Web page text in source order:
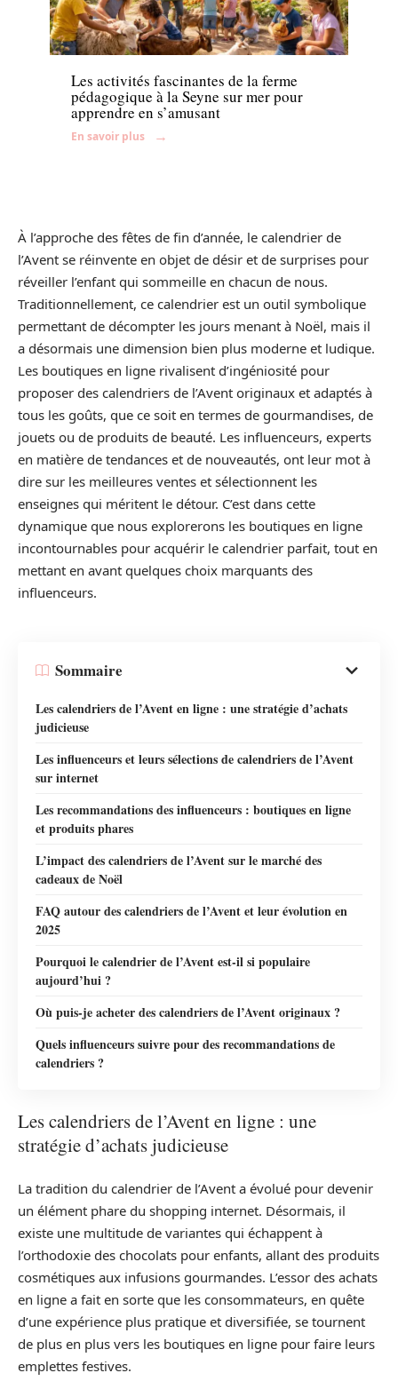
Enfant
Les activités fascinantes de la ferme
pédagogique à la Seyne sur mer pour
apprendre en s’amusant
En savoir plus
À l’approche des fêtes de fin d’année, le calendrier de
l’Avent se réinvente en objet de désir et de surprises pour
réveiller l’enfant qui sommeille en chacun de nous.
Traditionnellement, ce calendrier est un outil symbolique
permettant de décompter les jours menant à Noël, mais il
a désormais une dimension bien plus moderne et ludique.
Les boutiques en ligne rivalisent d’ingéniosité pour
proposer des calendriers de l’Avent originaux et adaptés à
tous les goûts, que ce soit en termes de gourmandises, de
jouets ou de produits de beauté. Les influenceurs, experts
en matière de tendances et de nouveautés, ont leur mot à
dire sur les meilleures ventes et sélectionnent les
enseignes qui méritent le détour. C’est dans cette
dynamique que nous explorerons les boutiques en ligne
incontournables pour acquérir le calendrier parfait, tout en
mettant en avant quelques choix marquants des
influenceurs.
Sommaire
Les calendriers de l’Avent en ligne : une stratégie d’achats
judicieuse
Les influenceurs et leurs sélections de calendriers de l’Avent
sur internet
Les recommandations des influenceurs : boutiques en ligne
et produits phares
L’impact des calendriers de l’Avent sur le marché des
cadeaux de Noël
FAQ autour des calendriers de l’Avent et leur évolution en
2025
Pourquoi le calendrier de l’Avent est-il si populaire
aujourd’hui ?
Où puis-je acheter des calendriers de l’Avent originaux ?
Quels influenceurs suivre pour des recommandations de
calendriers ?
Les calendriers de l’Avent en ligne : une
stratégie d’achats judicieuse
La tradition du calendrier de l’Avent a évolué pour devenir
un élément phare du shopping internet. Désormais, il
existe une multitude de variantes qui échappent à
l’orthodoxie des chocolats pour enfants, allant des produits
cosmétiques aux infusions gourmandes. L’essor des achats
en ligne a fait en sorte que les consommateurs, en quête
d’une expérience plus pratique et diversifiée, se tournent
de plus en plus vers les boutiques en ligne pour faire leurs
emplettes festives.